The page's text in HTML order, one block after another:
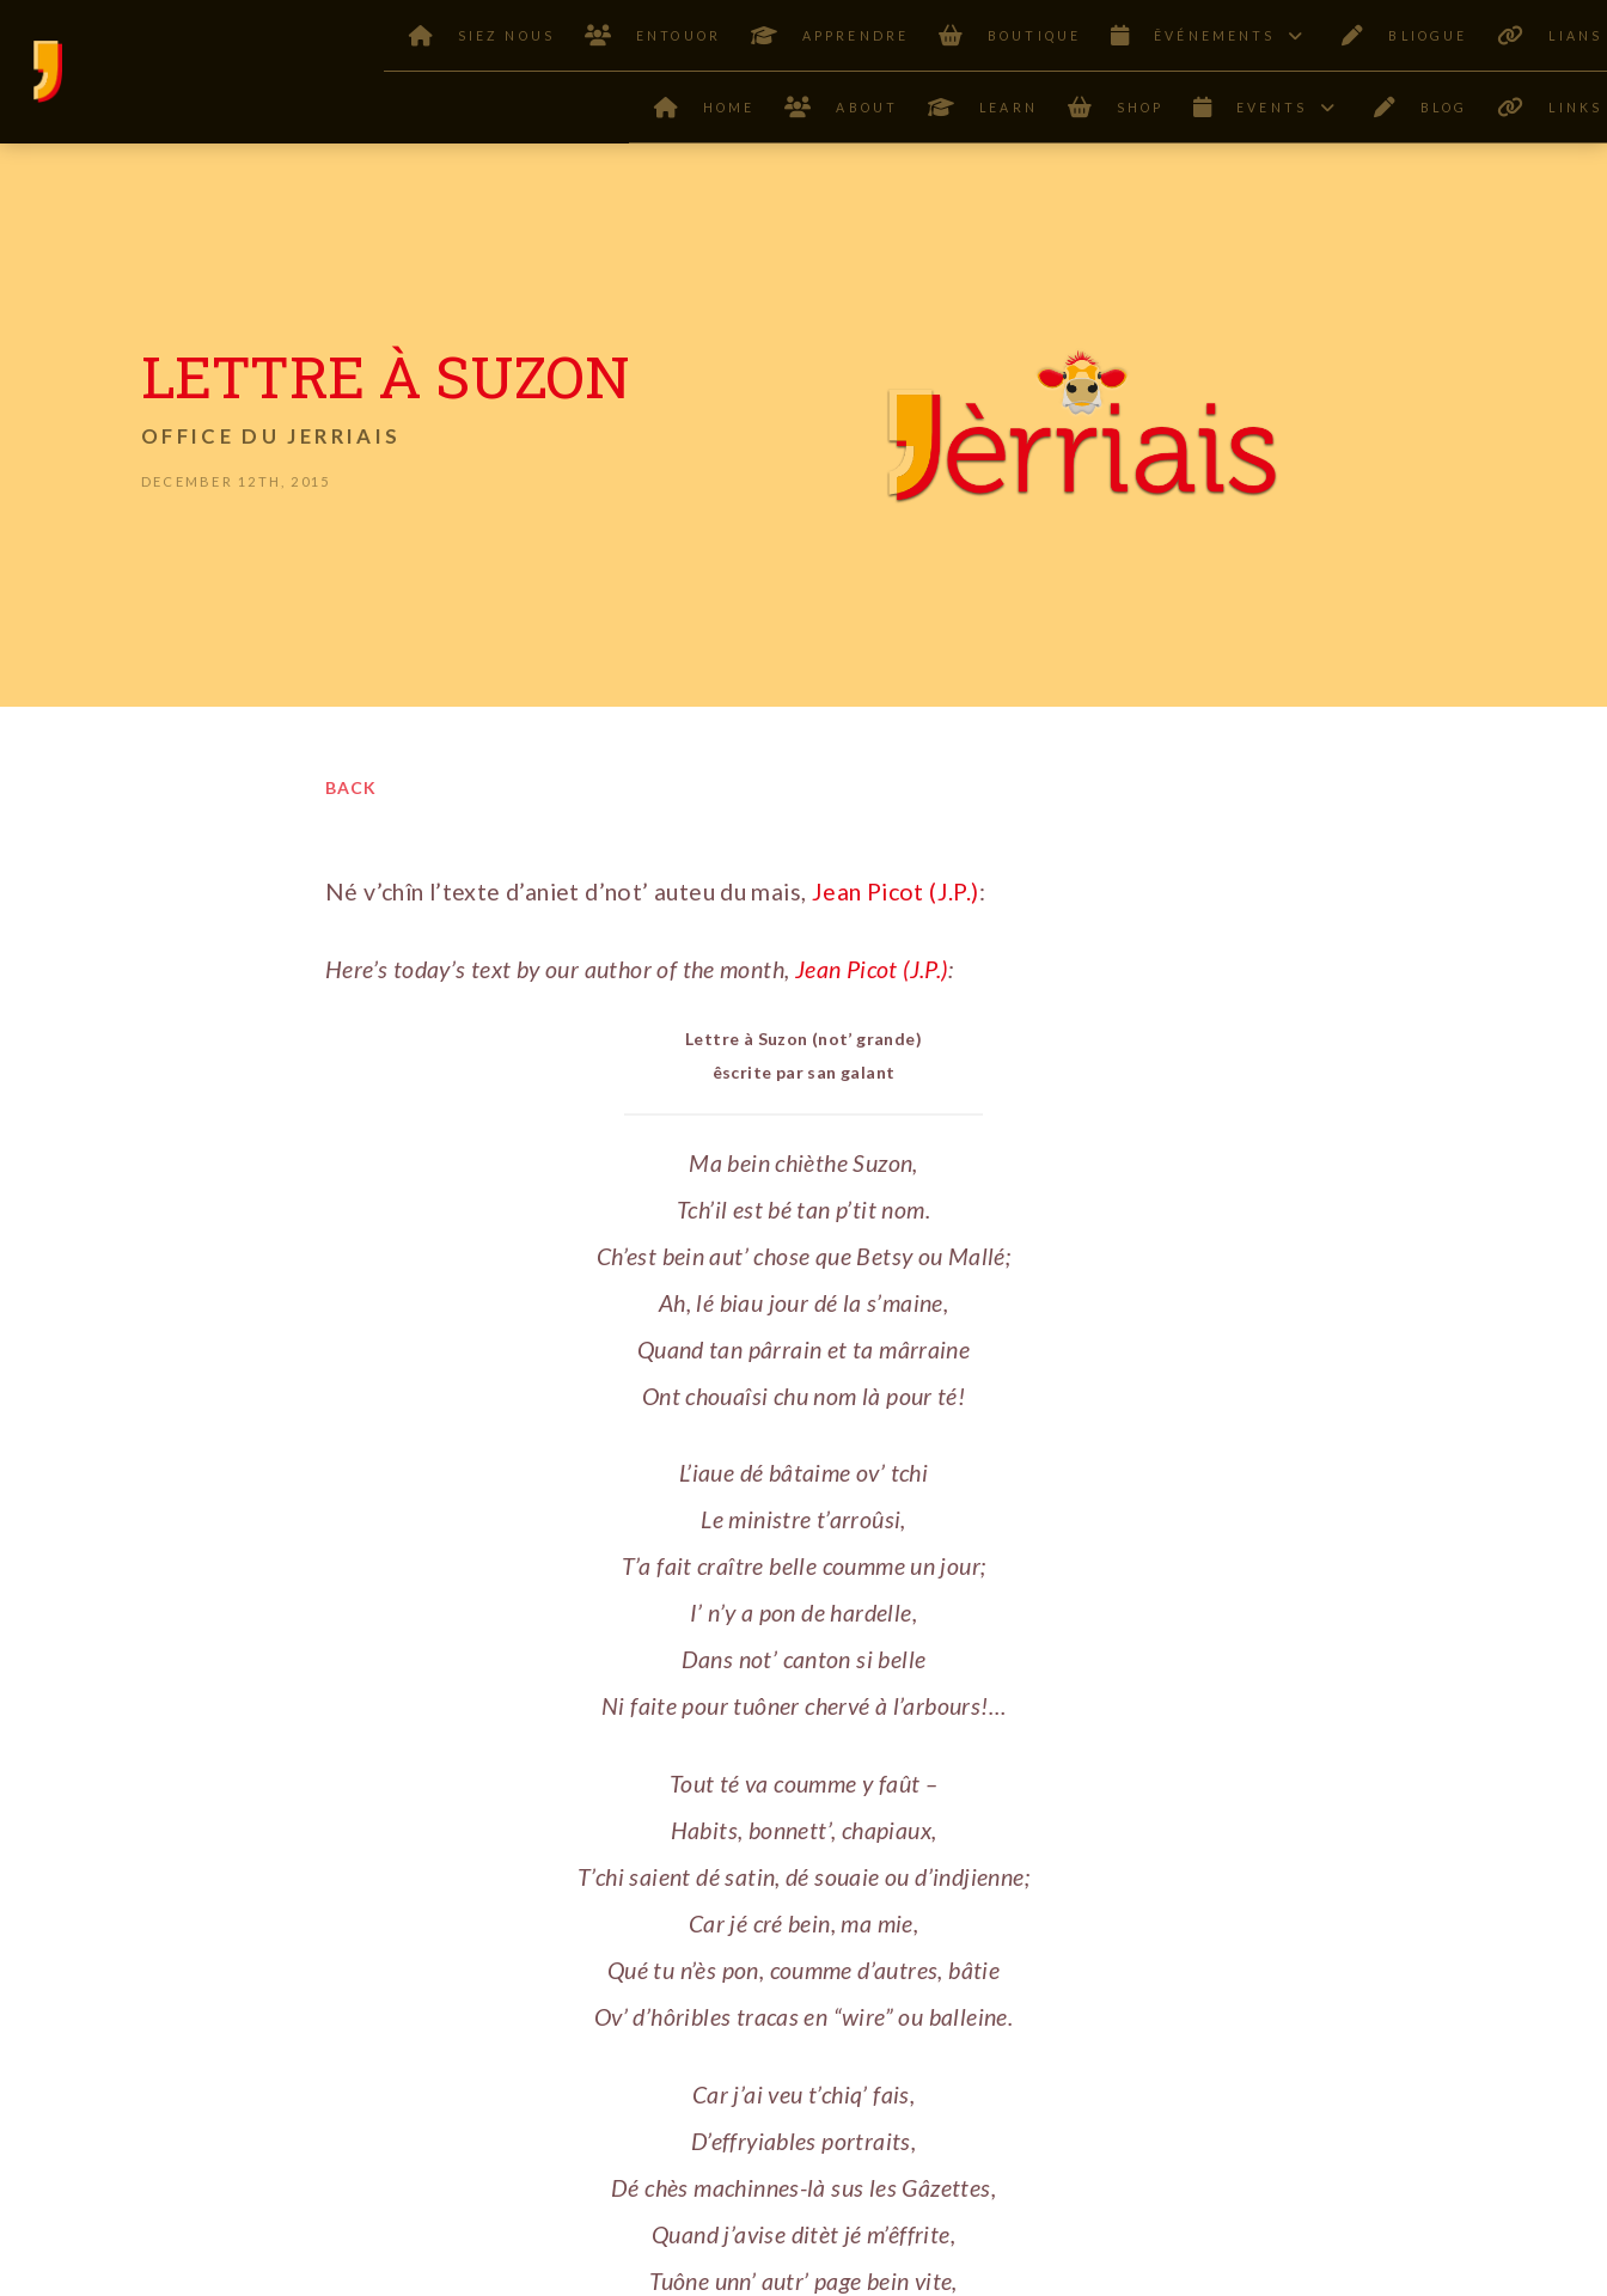
SIEZ NOUS ENTOUOR APPRENDRE BOUTIQUE ÊVÉNEMENTS BLIOGUE LIANS
HOME ABOUT LEARN SHOP EVENTS BLOG LINKS
LETTRE À SUZON
OFFICE DU JERRIAIS
DECEMBER 12TH, 2015
BACK
Né v’chîn l’texte d’aniet d’not’ auteu du mais, Jean Picot (J.P.):
Here’s today’s text by our author of the month, Jean Picot (J.P.):
Lettre à Suzon (not’ grande)
êscrite par san galant
Ma bein chièthe Suzon,
Tch’il est bé tan p’tit nom.
Ch’est bein aut’ chose que Betsy ou Mallé;
Ah, lé biau jour dé la s’maine,
Quand tan pârrain et ta mârraine
Ont chouaîsi chu nom là pour té!
L’iaue dé bâtaime ov’ tchi
Le ministre t’arroûsi,
T’a fait craître belle coumme un jour;
I’ n’y a pon de hardelle,
Dans not’ canton si belle
Ni faite pour tuôner chervé à l’arbours!…
Tout té va coumme y faût –
Habits, bonnett’, chapiaux,
T’chi saient dé satin, dé souaie ou d’indjienne;
Car jé cré bein, ma mie,
Qué tu n’ès pon, coumme d’autres, bâtie
Ov’ d’hôribles tracas en “wire” ou balleine.
Car j’ai veu t’chiq’ fais,
D’effryiables portraits,
Dé chès machinnes-là sus les Gâzettes,
Quand j’avise ditèt jé m’êffrite,
Tuône unn’ autr’ page bein vite,